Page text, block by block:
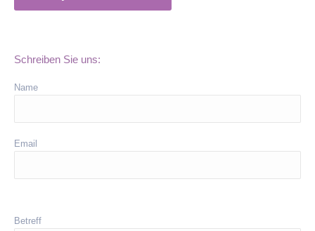
Schreiben Sie uns:
Name
Email
Betreff